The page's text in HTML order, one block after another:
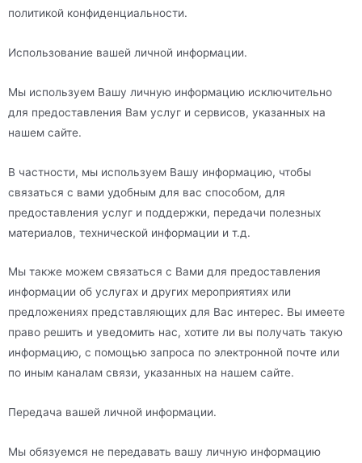
политикой конфиденциальности.
Использование вашей личной информации.
Мы используем Вашу личную информацию исключительно
для предоставления Вам услуг и сервисов, указанных на
нашем сайте.
В частности, мы используем Вашу информацию, чтобы
связаться с вами удобным для вас способом, для
предоставления услуг и поддержки, передачи полезных
материалов, технической информации и т.д.
Мы также можем связаться с Вами для предоставления
информации об услугах и других мероприятиях или
предложениях представляющих для Вас интерес. Вы имеете
право решить и уведомить нас, хотите ли вы получать такую
информацию, с помощью запроса по электронной почте или
по иным каналам связи, указанных на нашем сайте.
Передача вашей личной информации.
Мы обязуемся не передавать вашу личную информацию